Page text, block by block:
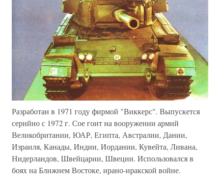
Разработан в 1971 году фирмой "Виккерс". Выпускется
серийно с 1972 г. Сое гоит на вооружении армий
Великобритании, ЮАР, Египта, Австралии, Дании,
Израиля, Канады, Индии, Иордании, Кувейта, Ливана,
Нидерландов, Швейцарии, Швеции. Использовался в
боях на Ближнем Востоке, ирано-иракской войне.